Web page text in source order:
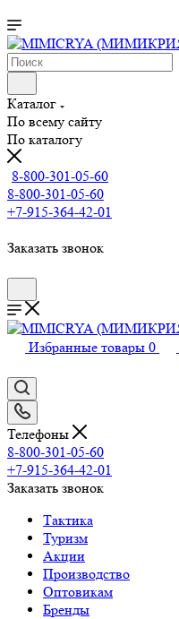
Каталог
По всему сайту
По каталогу
8-800-301-05-60
8-800-301-05-60
+7-915-364-42-01
Заказать звонок
Избранные товары 0
Телефоны
8-800-301-05-60
+7-915-364-42-01
Заказать звонок
Тактика
Туризм
Акции
Производство
Оптовикам
Бренды